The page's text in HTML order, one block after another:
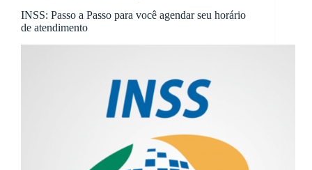
INSS: Passo a Passo para você agendar seu horário
de atendimento